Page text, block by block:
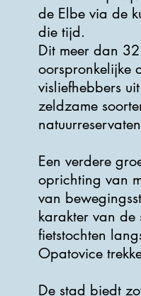
de Elbe via de
die tijd.
Dit meer dan
oorspronkelijke
visliefhebbers
zeldzame
Een verdere
oprichting van
van
karakter van de
fietstochten
Opatovice
De stad biedt